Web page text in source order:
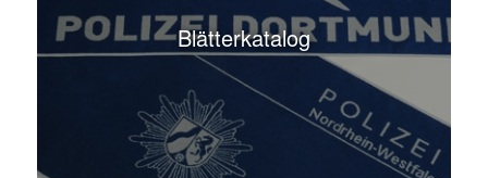
Blätterkatalog